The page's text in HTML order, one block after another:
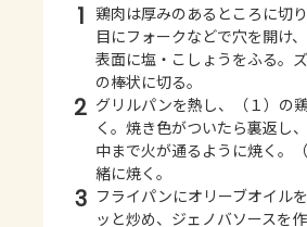
1 鶏肉は厚みのあるところに切
目にフォークなどで穴を開け、
表面に塩・こしょうをふる。
の棒状に切る。
2 グリルパンを熱し、（１）の
く。焼き色がついたら裏返し、
中まで火が通るように焼く。
緒に焼く。
3 フライパンにオリーブオイルを
ッと炒め、ジェノバソースを作